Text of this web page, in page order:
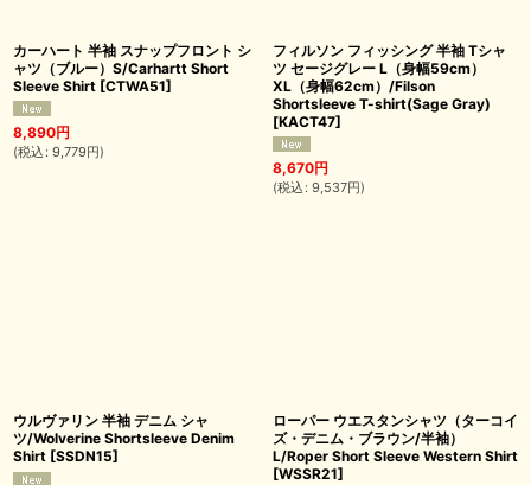
カーハート 半袖 スナップフロント シ
ャツ（ブルー）S/Carhartt Short
Sleeve Shirt [CTWA51]
8,890円
(税込 : 9,779円)
フィルソン フィッシング 半袖 Tシャ
ツ セージグレー L（身幅59cm）
XL（身幅62cm）/Filson
Shortsleeve T-shirt(Sage Gray)
[KACT47]
8,670円
(税込 : 9,537円)
ウルヴァリン 半袖 デニム シャ
ツ/Wolverine Shortsleeve Denim
Shirt [SSDN15]
ローパー ウエスタンシャツ（ターコイ
ズ・デニム・ブラウン/半袖）
L/Roper Short Sleeve Western Shirt
[WSSR21]